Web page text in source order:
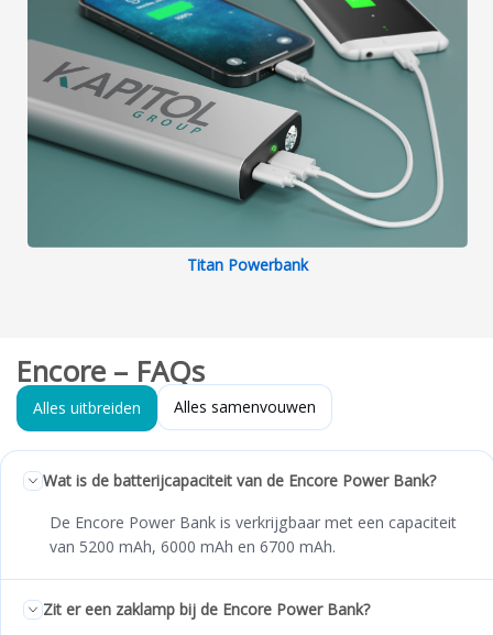
Titan Powerbank
Encore – FAQs
Alles uitbreiden Alles samenvouwen
Wat is de batterijcapaciteit van de Encore Power Bank?
De Encore Power Bank is verkrijgbaar met een capaciteit
van 5200 mAh, 6000 mAh en 6700 mAh.
Zit er een zaklamp bij de Encore Power Bank?